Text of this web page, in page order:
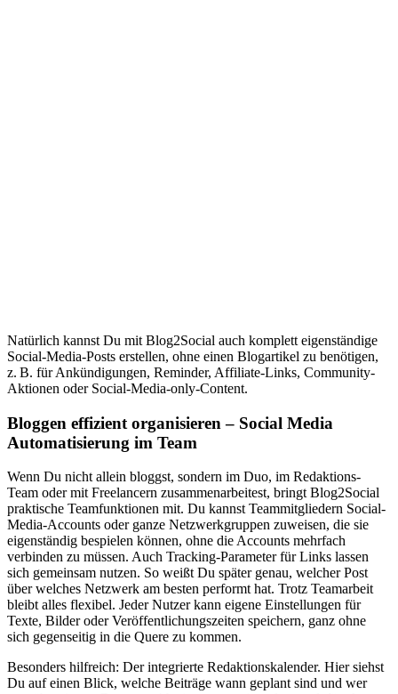
Natürlich kannst Du mit Blog2Social auch komplett eigenständige
Social-Media-Posts erstellen, ohne einen Blogartikel zu benötigen,
z. B. für Ankündigungen, Reminder, Affiliate-Links, Community-
Aktionen oder Social-Media-only-Content.
Bloggen effizient organisieren – Social Media
Automatisierung im Team
Wenn Du nicht allein bloggst, sondern im Duo, im Redaktions-
Team oder mit Freelancern zusammenarbeitest, bringt Blog2Social
praktische Teamfunktionen mit. Du kannst Teammitgliedern Social-
Media-Accounts oder ganze Netzwerkgruppen zuweisen, die sie
eigenständig bespielen können, ohne die Accounts mehrfach
verbinden zu müssen. Auch Tracking-Parameter für Links lassen
sich gemeinsam nutzen. So weißt Du später genau, welcher Post
über welches Netzwerk am besten performt hat. Trotz Teamarbeit
bleibt alles flexibel. Jeder Nutzer kann eigene Einstellungen für
Texte, Bilder oder Veröffentlichungszeiten speichern, ganz ohne
sich gegenseitig in die Quere zu kommen.
Besonders hilfreich: Der integrierte Redaktionskalender. Hier siehst
Du auf einen Blick, welche Beiträge wann geplant sind und wer